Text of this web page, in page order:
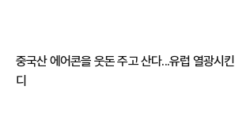
중국산 에어콘을 웃돈 주고 산다...유럽 열광시킨
디